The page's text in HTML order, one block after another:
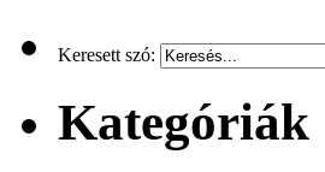
Keresett szó:
Kategóriák